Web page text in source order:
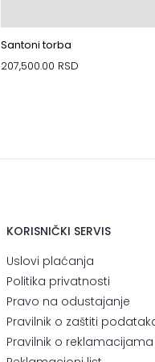
Santoni torba
207,500.00 RSD
KORISNIČKI SERVIS
Uslovi plaćanja
Politika privatnosti
Pravo na odustajanje
Pravilnik o zaštiti
Pravilnik o reklamacijama